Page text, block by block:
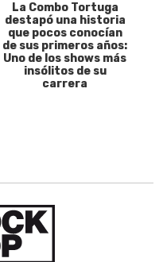
La Combo Tortuga
destapó una historia
que pocos conocían
de sus primeros años:
Uno de los shows más
insólitos de su
carrera